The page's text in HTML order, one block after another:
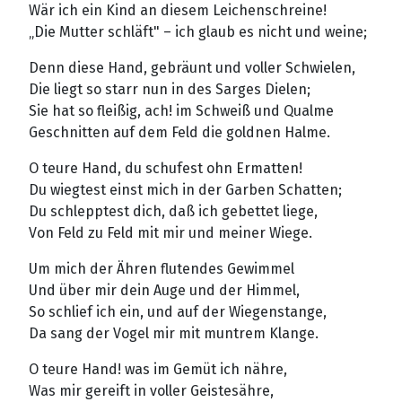
Wär ich ein Kind an diesem Leichenschreine!
„Die Mutter schläft" – ich glaub es nicht und weine;
Denn diese Hand, gebräunt und voller Schwielen,
Die liegt so starr nun in des Sarges Dielen;
Sie hat so fleißig, ach! im Schweiß und Qualme
Geschnitten auf dem Feld die goldnen Halme.
O teure Hand, du schufest ohn Ermatten!
Du wiegtest einst mich in der Garben Schatten;
Du schlepptest dich, daß ich gebettet liege,
Von Feld zu Feld mit mir und meiner Wiege.
Um mich der Ähren flutendes Gewimmel
Und über mir dein Auge und der Himmel,
So schlief ich ein, und auf der Wiegenstange,
Da sang der Vogel mir mit muntrem Klange.
O teure Hand! was im Gemüt ich nähre,
Was mir gereift in voller Geistesähre,